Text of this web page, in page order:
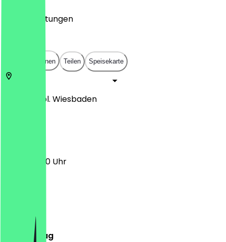
Bewertungen
In App öffnen Teilen Speisekarte
Bahnhofspl. Wiesbaden
11:00 - 20:00 Uhr
Mittwoch
Donnerstag